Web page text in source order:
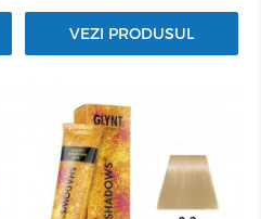
VEZI PRODUSUL